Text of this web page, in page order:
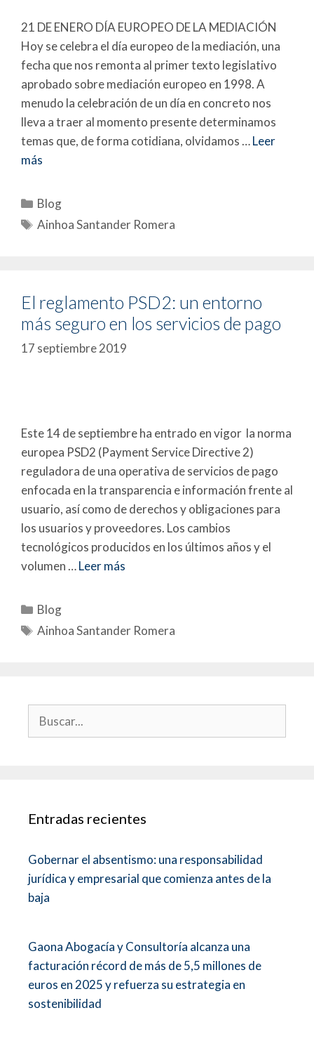
21 DE ENERO DÍA EUROPEO DE LA MEDIACIÓN
Hoy se celebra el día europeo de la mediación, una
fecha que nos remonta al primer texto legislativo
aprobado sobre mediación europeo en 1998. A
menudo la celebración de un día en concreto nos
lleva a traer al momento presente determinamos
temas que, de forma cotidiana, olvidamos …Leer
más
Blog
Ainhoa Santander Romera
El reglamento PSD2: un entorno
más seguro en los servicios de pago
17 septiembre 2019
Este 14 de septiembre ha entrado en vigor la norma
europea PSD2 (Payment Service Directive 2)
reguladora de una operativa de servicios de pago
enfocada en la transparencia e información frente al
usuario, así como de derechos y obligaciones para
los usuarios y proveedores. Los cambios
tecnológicos producidos en los últimos años y el
volumen …Leer más
Blog
Ainhoa Santander Romera
Entradas recientes
Gobernar el absentismo: una responsabilidad
jurídica y empresarial que comienza antes de la
baja
Gaona Abogacía y Consultoría alcanza una
facturación récord de más de 5,5 millones de
euros en 2025 y refuerza su estrategia en
sostenibilidad